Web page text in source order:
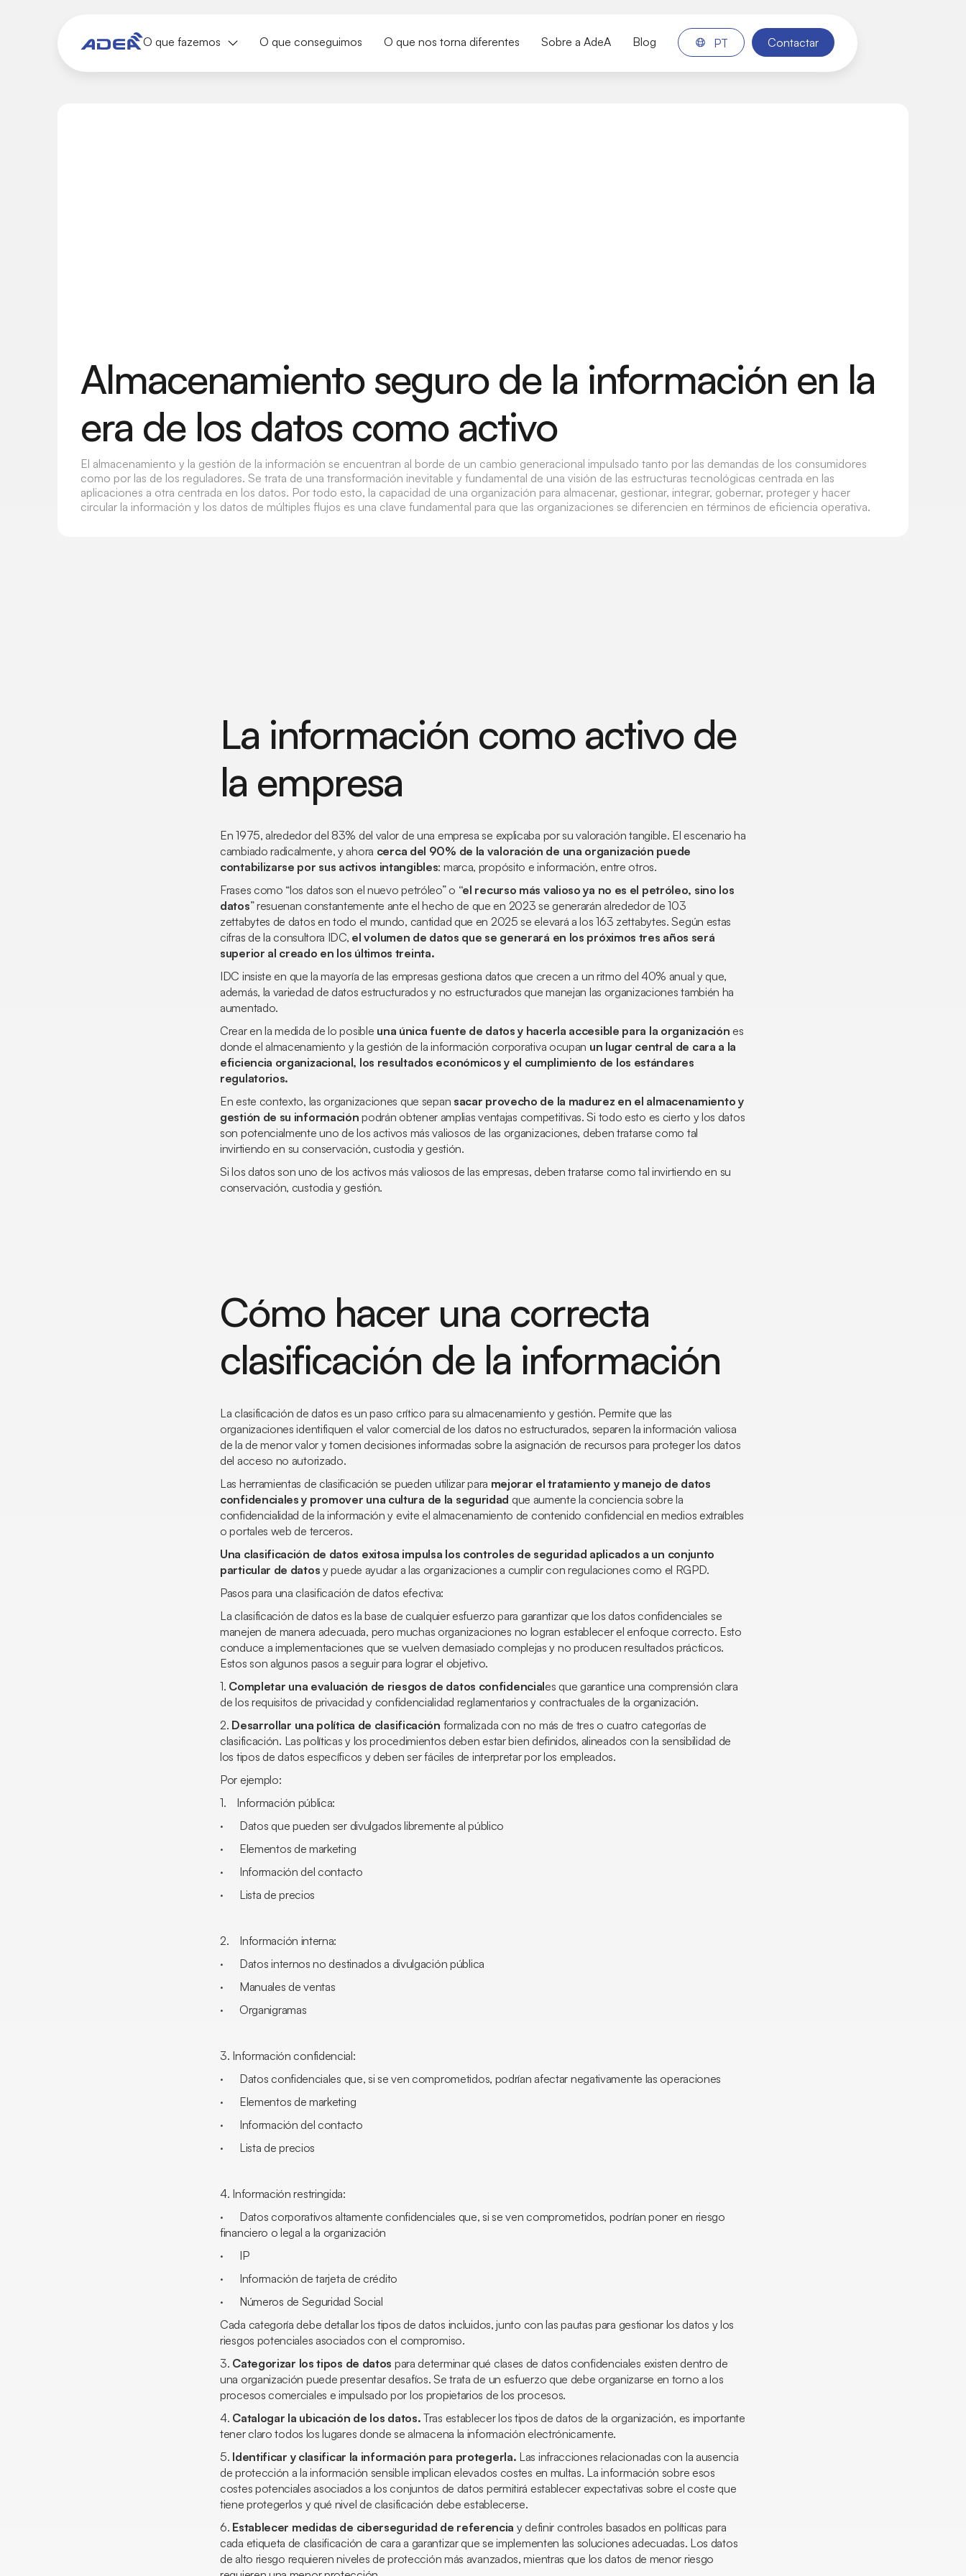
O que fazemos O que conseguimos O que nos torna diferentes Sobre a AdeA Blog PT Contactar
Almacenamiento seguro de la información en la
era de los datos como activo
El almacenamiento y la gestión de la información se encuentran al borde de un cambio generacional impulsado tanto por las demandas de los consumidores
como por las de los reguladores. Se trata de una transformación inevitable y fundamental de una visión de las estructuras tecnológicas centrada en las
aplicaciones a otra centrada en los datos. Por todo esto, la capacidad de una organización para almacenar, gestionar, integrar, gobernar, proteger y hacer
circular la información y los datos de múltiples flujos es una clave fundamental para que las organizaciones se diferencien en términos de eficiencia operativa.
La información como activo de
la empresa
En 1975, alrededor del 83% del valor de una empresa se explicaba por su valoración tangible. El escenario ha
cambiado radicalmente, y ahora cerca del 90% de la valoración de una organización puede
contabilizarse por sus activos intangibles: marca, propósito e información, entre otros.
Frases como “los datos son el nuevo petróleo” o “el recurso más valioso ya no es el petróleo, sino los
datos” resuenan constantemente ante el hecho de que en 2023 se generarán alrededor de 103
zettabytes de datos en todo el mundo, cantidad que en 2025 se elevará a los 163 zettabytes. Según estas
cifras de la consultora IDC, el volumen de datos que se generará en los próximos tres años será
superior al creado en los últimos treinta.
IDC insiste en que la mayoría de las empresas gestiona datos que crecen a un ritmo del 40% anual y que,
además, la variedad de datos estructurados y no estructurados que manejan las organizaciones también ha
aumentado.
Crear en la medida de lo posible una única fuente de datos y hacerla accesible para la organización es
donde el almacenamiento y la gestión de la información corporativa ocupan un lugar central de cara a la
eficiencia organizacional, los resultados económicos y el cumplimiento de los estándares
regulatorios.
En este contexto, las organizaciones que sepan sacar provecho de la madurez en el almacenamiento y
gestión de su información podrán obtener amplias ventajas competitivas. Si todo esto es cierto y los datos
son potencialmente uno de los activos más valiosos de las organizaciones, deben tratarse como tal
invirtiendo en su conservación, custodia y gestión.
Si los datos son uno de los activos más valiosos de las empresas, deben tratarse como tal invirtiendo en su
conservación, custodia y gestión.
Cómo hacer una correcta
clasificación de la información
La clasificación de datos es un paso crítico para su almacenamiento y gestión. Permite que las
organizaciones identifiquen el valor comercial de los datos no estructurados, separen la información valiosa
de la de menor valor y tomen decisiones informadas sobre la asignación de recursos para proteger los datos
del acceso no autorizado.
Las herramientas de clasificación se pueden utilizar para mejorar el tratamiento y manejo de datos
confidenciales y promover una cultura de la seguridad que aumente la conciencia sobre la
confidencialidad de la información y evite el almacenamiento de contenido confidencial en medios extraíbles
o portales web de terceros.
Una clasificación de datos exitosa impulsa los controles de seguridad aplicados a un conjunto
particular de datos y puede ayudar a las organizaciones a cumplir con regulaciones como el RGPD.
Pasos para una clasificación de datos efectiva:
La clasificación de datos es la base de cualquier esfuerzo para garantizar que los datos confidenciales se
manejen de manera adecuada, pero muchas organizaciones no logran establecer el enfoque correcto. Esto
conduce a implementaciones que se vuelven demasiado complejas y no producen resultados prácticos.
Estos son algunos pasos a seguir para lograr el objetivo.
1. Completar una evaluación de riesgos de datos confidenciales que garantice una comprensión clara
de los requisitos de privacidad y confidencialidad reglamentarios y contractuales de la organización.
2. Desarrollar una política de clasificación formalizada con no más de tres o cuatro categorías de
clasificación. Las políticas y los procedimientos deben estar bien definidos, alineados con la sensibilidad de
los tipos de datos específicos y deben ser fáciles de interpretar por los empleados.
Por ejemplo:
1. Información pública:
· Datos que pueden ser divulgados libremente al público
· Elementos de marketing
· Información del contacto
· Lista de precios
2. Información interna:
· Datos internos no destinados a divulgación pública
· Manuales de ventas
· Organigramas
3. Información confidencial:
· Datos confidenciales que, si se ven comprometidos, podrían afectar negativamente las operaciones
· Elementos de marketing
· Información del contacto
· Lista de precios
4. Información restringida:
· Datos corporativos altamente confidenciales que, si se ven comprometidos, podrían poner en riesgo
financiero o legal a la organización
· IP
· Información de tarjeta de crédito
· Números de Seguridad Social
Cada categoría debe detallar los tipos de datos incluidos, junto con las pautas para gestionar los datos y los
riesgos potenciales asociados con el compromiso.
3. Categorizar los tipos de datos para determinar qué clases de datos confidenciales existen dentro de
una organización puede presentar desafíos. Se trata de un esfuerzo que debe organizarse en torno a los
procesos comerciales e impulsado por los propietarios de los procesos.
4. Catalogar la ubicación de los datos. Tras establecer los tipos de datos de la organización, es importante
tener claro todos los lugares donde se almacena la información electrónicamente.
5. Identificar y clasificar la información para protegerla. Las infracciones relacionadas con la ausencia
de protección a la información sensible implican elevados costes en multas. La información sobre esos
costes potenciales asociados a los conjuntos de datos permitirá establecer expectativas sobre el coste que
tiene protegerlos y qué nivel de clasificación debe establecerse.
6. Establecer medidas de ciberseguridad de referencia y definir controles basados en políticas para
cada etiqueta de clasificación de cara a garantizar que se implementen las soluciones adecuadas. Los datos
de alto riesgo requieren niveles de protección más avanzados, mientras que los datos de menor riesgo